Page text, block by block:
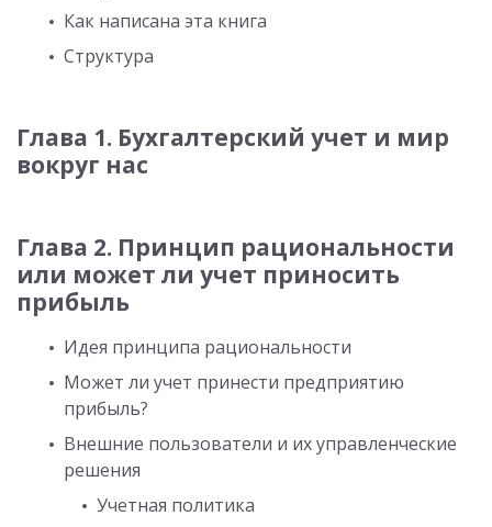
Как написана эта книга
Структура
Глава 1. Бухгалтерский учет и мир
вокруг нас
Глава 2. Принцип рациональности
или может ли учет приносить
прибыль
Идея принципа рациональности
Может ли учет принести предприятию
прибыль?
Внешние пользователи и их управленческие
решения
Учетная политика